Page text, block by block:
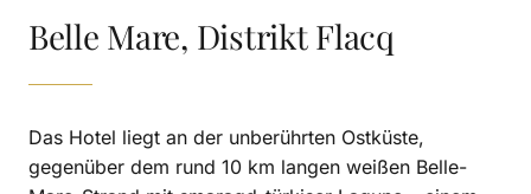
Belle Mare, Distrikt Flacq
Das Hotel liegt an der unberührten Ostküste,
gegenüber dem rund 10 km langen weißen Belle-